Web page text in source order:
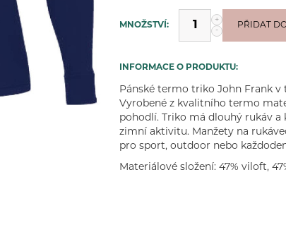
MNOŽSTVÍ:
+
-
PŘIDÁNO PŘIDAT
INFORMACE O PRODUKTU:
Pánské termo triko John Frank
Vyrobené z kvalitního termo
pohodlí. Triko má dlouhý rukáv
zimní aktivitu. Manžety na
pro sport, outdoor nebo
Materiálové složení: 47% viloft,